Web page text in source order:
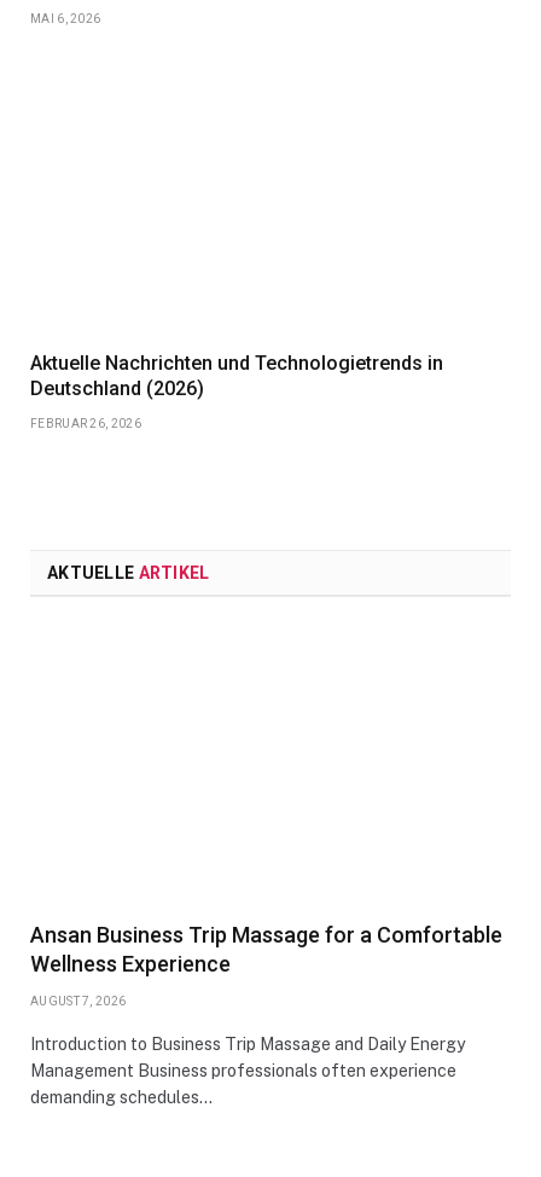
MAI 6, 2026
Aktuelle Nachrichten und Technologietrends in
Deutschland (2026)
FEBRUAR 26, 2026
AKTUELLE ARTIKEL
Ansan Business Trip Massage for a Comfortable
Wellness Experience
AUGUST 7, 2026
Introduction to Business Trip Massage and Daily Energy
Management Business professionals often experience
demanding schedules…